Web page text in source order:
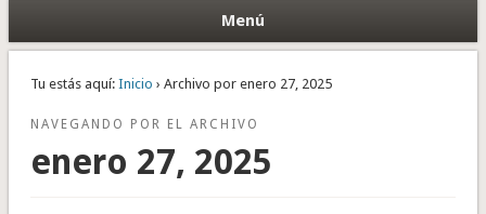
Menú
Tu estás aquí: Inicio › Archivo por enero 27, 2025
NAVEGANDO POR EL ARCHIVO
enero 27, 2025